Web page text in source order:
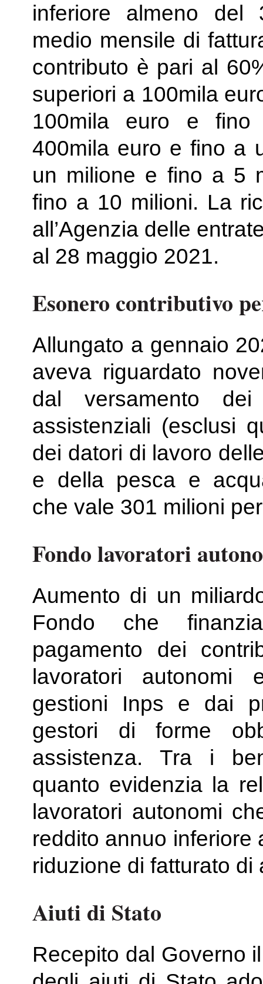
inferiore almeno del
medio mensile di
contributo è pari al
superiori a 100mila
100mila euro e fino
400mila euro e fino a
un milione e fino a 5
fino a 10 milioni. La
all’Agenzia delle
al 28 maggio 2021.
Esonero contributivo
Allungato a gennaio
aveva riguardato
dal versamento
assistenziali (esclusi
dei datori di lavoro
e della pesca e
che vale 301 milioni
Fondo lavoratori
Aumento di un
Fondo che
pagamento dei
lavoratori autonomi
gestioni Inps e dai
gestori di forme
assistenza. Tra i
quanto evidenzia la
lavoratori autonomi
reddito annuo inferiore
riduzione di fatturato di
Aiuti di Stato
Recepito dal Governo